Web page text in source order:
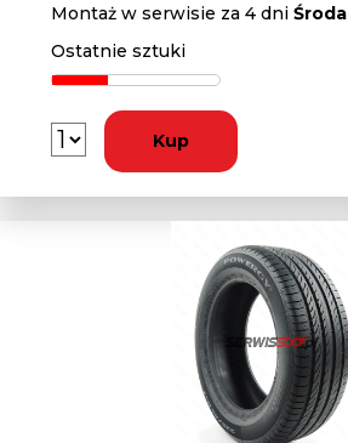
Montaż w serwisie za 4 dniŚroda
Ostatnie sztuki
Kup